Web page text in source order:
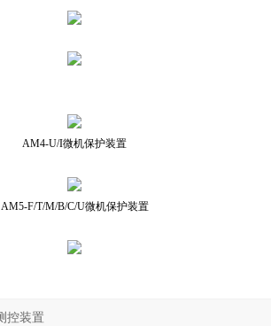
AM4-U/I微机保护装置
AM5-F/T/M/B/C/U微机保护装置